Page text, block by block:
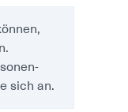
sich an.